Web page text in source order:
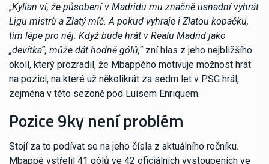
„Kylian ví, že působení v Madridu mu značně usnadní vyhrát
Ligu mistrů a Zlatý míč. A pokud vyhraje i Zlatou kopačku,
tím lépe pro něj. Když bude hrát v Realu Madrid jako
„devítka“, může dát hodně gólů,“zní hlas z jeho nejbližšího
okolí, který prozradil, že Mbappého motivuje možnost hrát
na pozici, na které už několikrát za sedm let v PSG hrál,
zejména v této sezoně pod Luisem Enriquem.
Pozice 9ky není problém
Stojí za to podívat se na jeho čísla z aktuálního ročníku.
Mbappé vstřelil 41 gólů ve 42 oficiálních vystoupeních ve